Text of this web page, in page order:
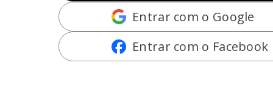
Entrar com o Google
Entrar com o Facebook